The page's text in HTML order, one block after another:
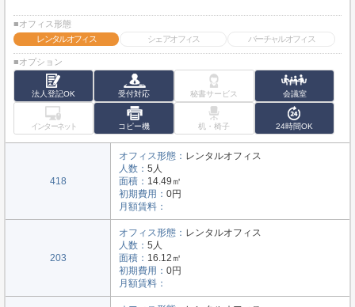
■オフィス形態
レンタルオフィス
シェアオフィス バーチャルオフィス
■オプション
法人登記OK 受付対応 秘書サービス 会議室
インターネット コピー機 机・椅子 24時間OK
418
オフィス形態： レンタルオフィス
人数： 5人
面積： 14.49㎡
初期費用： 0円
月額賃料：
203
オフィス形態： レンタルオフィス
人数： 5人
面積： 16.12㎡
初期費用： 0円
月額賃料：